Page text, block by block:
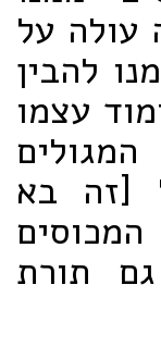
עולה על
להבין
עצמו
[זה בא
תורת